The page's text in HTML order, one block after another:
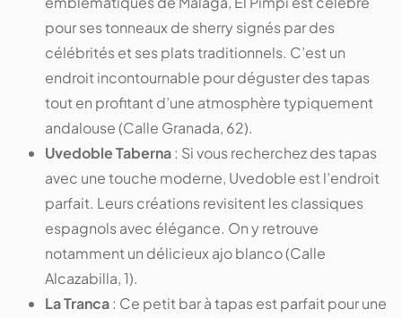
pour ses tonneaux de sherry signés par des
célébrités et ses plats traditionnels. C’est un
endroit incontournable pour déguster des tapas
tout en profitant d’une atmosphère typiquement
andalouse (Calle Granada, 62).
Uvedoble Taberna: Si vous recherchez des tapas
avec une touche moderne, Uvedoble est l’endroit
parfait. Leurs créations revisitent les classiques
espagnols avec élégance. On y retrouve
notamment un délicieux ajo blanco (Calle
Alcazabilla, 1).
La Tranca: Ce petit bar à tapas est parfait pour une